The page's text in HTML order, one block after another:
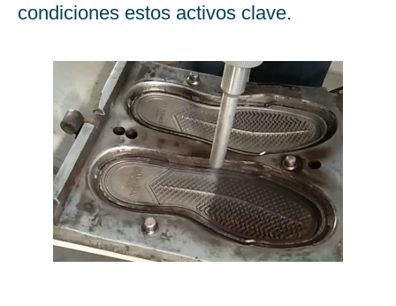
condiciones estos activos clave.